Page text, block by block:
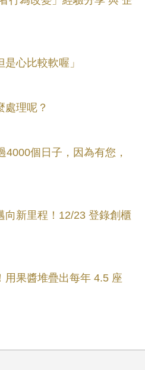
是心比較軟喔」
處理呢？
個日子，因為有您，
向新里程！12/23 登錄創櫃
用果醬堆疊出每年 4.5 座